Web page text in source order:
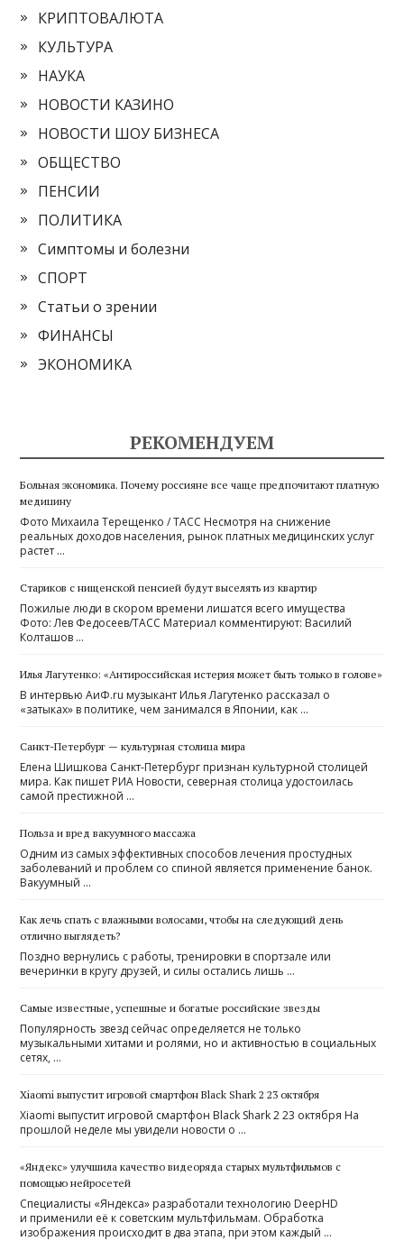
КРИПТОВАЛЮТА
КУЛЬТУРА
НАУКА
НОВОСТИ КАЗИНО
НОВОСТИ ШОУ БИЗНЕСА
ОБЩЕСТВО
ПЕНСИИ
ПОЛИТИКА
Симптомы и болезни
СПОРТ
Статьи о зрении
ФИНАНСЫ
ЭКОНОМИКА
РЕКОМЕНДУЕМ
Больная экономика. Почему россияне все чаще предпочитают платную
медицину
Фото Михаила Терещенко / ТАСС Несмотря на снижение
реальных доходов населения, рынок платных медицинских услуг
растет …
Стариков с нищенской пенсией будут выселять из квартир
Пожилые люди в скором времени лишатся всего имущества
Фото: Лев Федосеев/ТАСС Материал комментируют: Василий
Колташов …
Илья Лагутенко: «Антироссийская истерия может быть только в голове»
В интервью АиФ.ru музыкант Илья Лагутенко рассказал о
«затыках» в политике, чем занимался в Японии, как …
Санкт-Петербург — культурная столица мира
Елена Шишкова Санкт-Петербург признан культурной столицей
мира. Как пишет РИА Новости, северная столица удостоилась
самой престижной …
Польза и вред вакуумного массажа
Одним из самых эффективных способов лечения простудных
заболеваний и проблем со спиной является применение банок.
Вакуумный …
Как лечь спать с влажными волосами, чтобы на следующий день
отлично выглядеть?
Поздно вернулись с работы, тренировки в спортзале или
вечеринки в кругу друзей, и силы остались лишь …
Самые известные, успешные и богатые российские звезды
Популярность звезд сейчас определяется не только
музыкальными хитами и ролями, но и активностью в социальных
сетях, …
Xiaomi выпустит игровой смартфон Black Shark 2 23 октября
Xiaomi выпустит игровой смартфон Black Shark 2 23 октября На
прошлой неделе мы увидели новости о …
«Яндекс» улучшила качество видеоряда старых мультфильмов с
помощью нейросетей
Специалисты «Яндекса» разработали технологию DeepHD
и применили её к советским мультфильмам. Обработка
изображения происходит в два этапа, при этом каждый …